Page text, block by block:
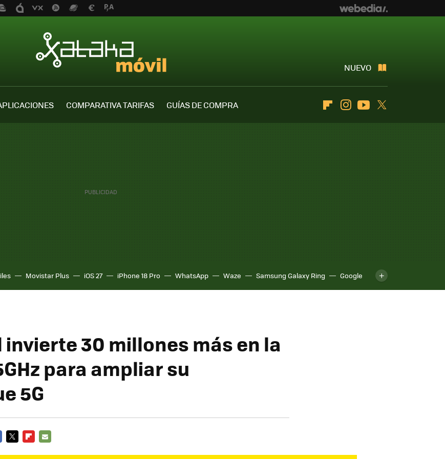
NUEVO
COMPARATIVA TARIFAS
GUÍAS DE COMPRA
FlipboardInstagramYoutube
Movistar Plus iOS 27 iPhone 18 Pro WhatsApp Waze Samsung Galaxy Ring
Google
30 millones más en la
para ampliar su
5G